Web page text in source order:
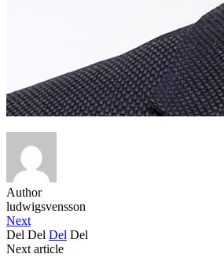
Author
ludwigsvensson
Next
Del Del Del Del
Next article